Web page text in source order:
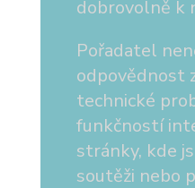
dobrovolně k
Pořadatel
odpovědnost
technické
funkčností
stránky, kde
soutěži nebo